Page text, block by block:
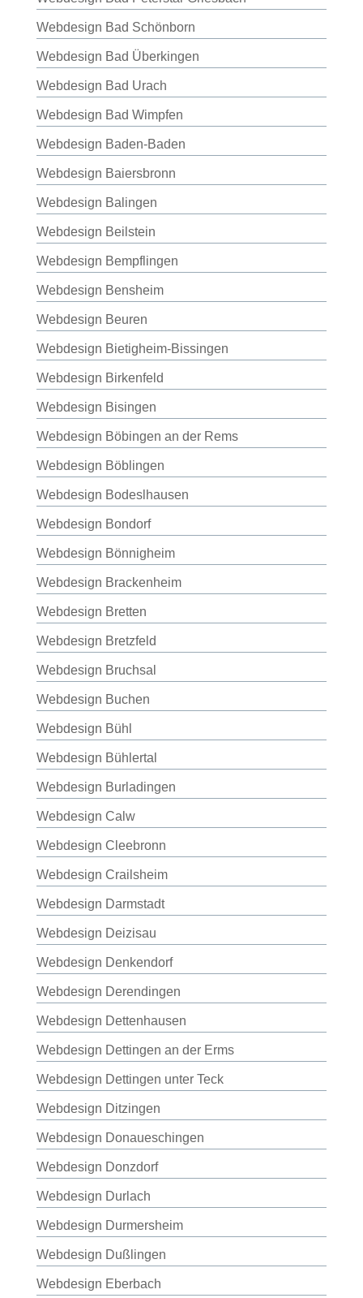
Webdesign Bad Schönborn
Webdesign Bad Überkingen
Webdesign Bad Urach
Webdesign Bad Wimpfen
Webdesign Baden-Baden
Webdesign Baiersbronn
Webdesign Balingen
Webdesign Beilstein
Webdesign Bempflingen
Webdesign Bensheim
Webdesign Beuren
Webdesign Bietigheim-Bissingen
Webdesign Birkenfeld
Webdesign Bisingen
Webdesign Böbingen an der Rems
Webdesign Böblingen
Webdesign Bodeslhausen
Webdesign Bondorf
Webdesign Bönnigheim
Webdesign Brackenheim
Webdesign Bretten
Webdesign Bretzfeld
Webdesign Bruchsal
Webdesign Buchen
Webdesign Bühl
Webdesign Bühlertal
Webdesign Burladingen
Webdesign Calw
Webdesign Cleebronn
Webdesign Crailsheim
Webdesign Darmstadt
Webdesign Deizisau
Webdesign Denkendorf
Webdesign Derendingen
Webdesign Dettenhausen
Webdesign Dettingen an der Erms
Webdesign Dettingen unter Teck
Webdesign Ditzingen
Webdesign Donaueschingen
Webdesign Donzdorf
Webdesign Durlach
Webdesign Durmersheim
Webdesign Dußlingen
Webdesign Eberbach